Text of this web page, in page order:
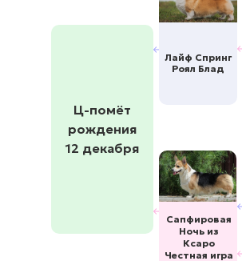
Лайф Спринг
Роял Блад
Сапфировая
Ночь из
Ксаро
Честная игра
Ц-помёт
рождения
12 декабря